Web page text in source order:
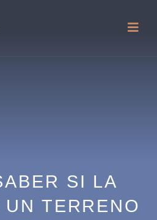
SI LA
TERRENO